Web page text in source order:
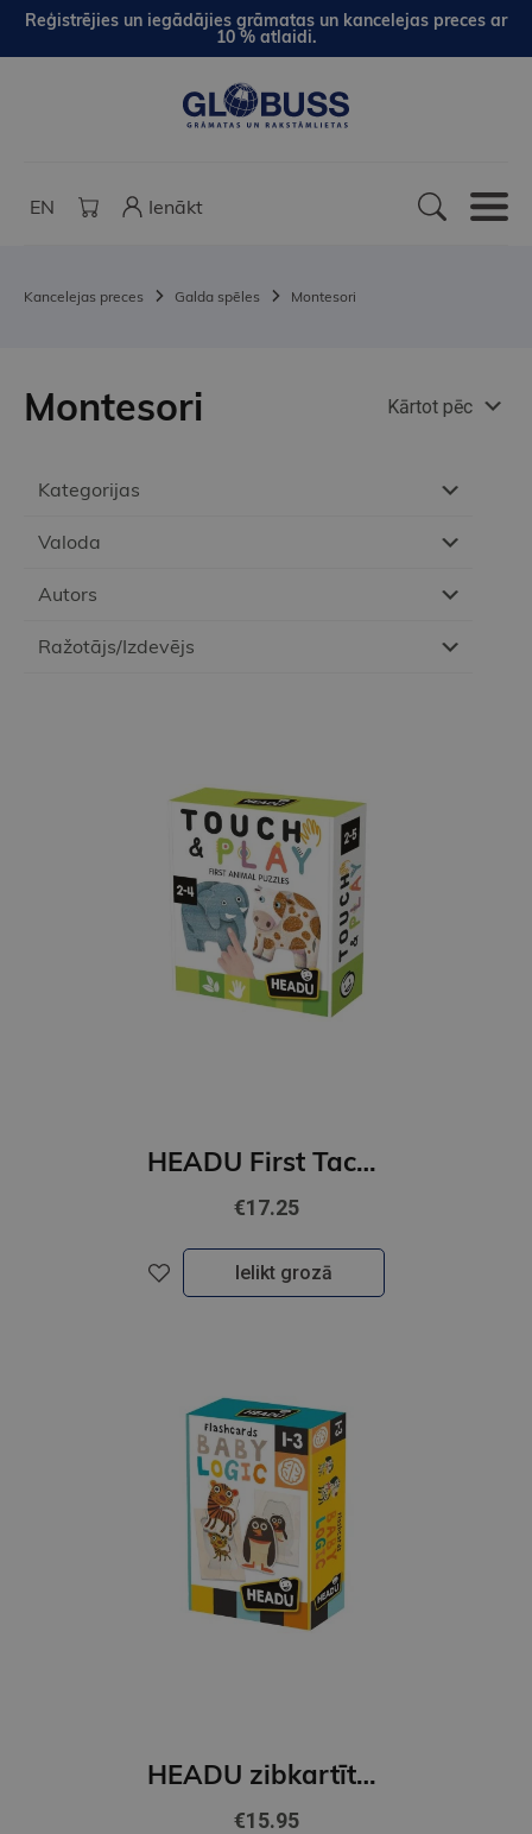
Reģistrējies un iegādājies grāmatas un kancelejas preces ar
10 % atlaidi.
EN Ienākt
Kancelejas preces Galda spēles Montesori
Kategorijas
Valoda
Autors
Ražotājs/Izdevējs
Montesori Kārtot pēc
HEADU First Tactile Animal Puzzles
€17.25
Ielikt grozā
HEADU zibkartītes Bērnu loģika
€15.95